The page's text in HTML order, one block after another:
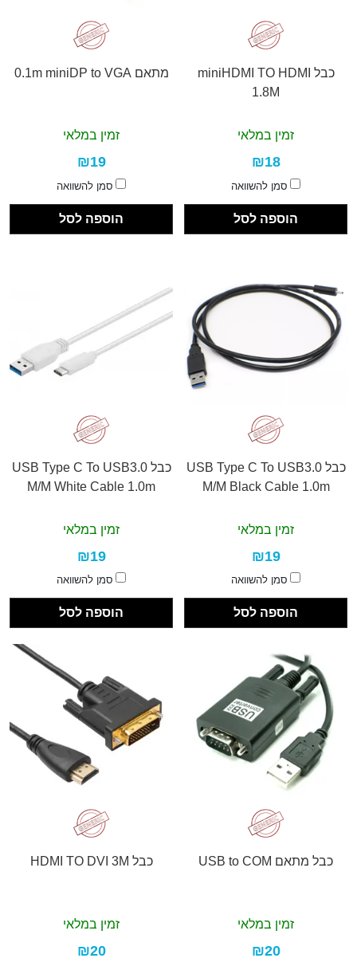
כבל miniHDMI TO HDMI
1.8M
זמין במלאי
₪18
סמן להשוואה
הוספה לסל
מתאם 0.1m miniDP to VGA
זמין במלאי
₪19
סמן להשוואה
הוספה לסל
כבל USB Type C To USB3.0
M/M Black Cable 1.0m
זמין במלאי
₪19
סמן להשוואה
הוספה לסל
כבל USB Type C To USB3.0
M/M White Cable 1.0m
זמין במלאי
₪19
סמן להשוואה
הוספה לסל
כבל מתאם USB to COM
זמין במלאי
₪20
כבל HDMI TO DVI 3M
זמין במלאי
₪20